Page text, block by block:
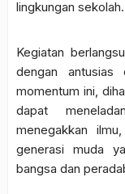
lingkungan sekolah.
Kegiatan
dengan antusias
momentum ini,
dapat
menegakkan
generasi muda
bangsa dan